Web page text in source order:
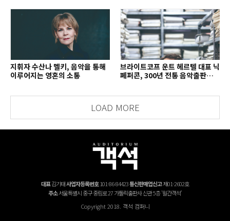
지휘자 수산나 멜키, 음악을 통해
이루어지는 영혼의 소통
브라이트코프 운트 헤르텔 대표 닉
페퍼콘, 300년 전통 음악출판사의
LOAD MORE
대표김기태사업자등록번호101-86-84423통신판매업신고제01-2602호
주소서울특별시 중구 중림로 27 가톨릭출판사 신관 5층 '월간객석'
Copyright 2018. 객석 컴퍼니